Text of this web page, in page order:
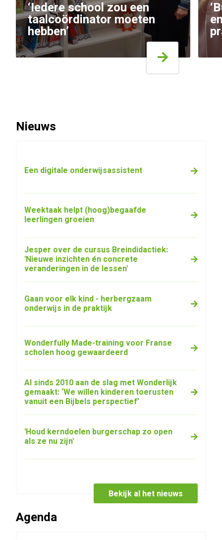
‘Iedere school zou een
taalcoördinator moeten
hebben’
Nieuws
Een digitale onderwijsassistent
Weektaak helpt (hoog)begaafde
leerlingen groeien
Jesper over de cursus Breindidactiek:
'Nieuwe inzichten én concrete
veranderingen in de lessen'
Gaan voor elk kind - herbergzaam
onderwijs in de praktijk
Wonderfully Made-training voor Franse
scholen hoog gewaardeerd
Al sinds 2010 aan de slag met Wonderlijk
gemaakt: ‘We willen kinderen toerusten
vanuit een Bijbels perspectief’
'Houd kerndoelen burgerschap zo open
als ze nu zijn'
Bekijk al het nieuws
Agenda